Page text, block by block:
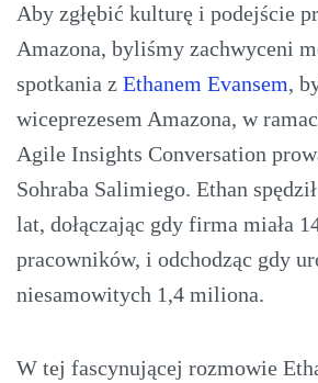
Aby zgłębić kulturę i podejście
Amazona, byliśmy zachwyceni
spotkania z Ethanem Evansem,
wiceprezesem Amazona, w
Agile Insights Conversation
Sohraba Salimiego. Ethan
lat, dołączając gdy firma miała
pracowników, i odchodząc gdy
niesamowitych 1,4 miliona.
W tej fascynującej rozmowie